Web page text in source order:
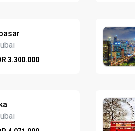
3.300.000